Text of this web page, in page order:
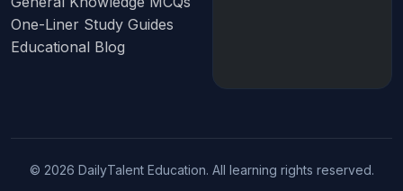
One-Liner Study Guides
Educational Blog
© 2026 DailyTalent Education. All learning rights reserved.